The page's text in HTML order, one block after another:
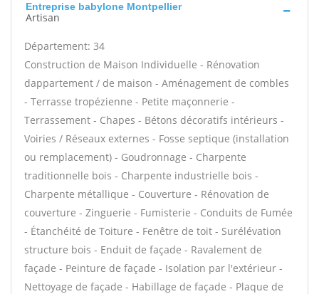
Entreprise babylone Montpellier
Artisan
Département: 34
Construction de Maison Individuelle - Rénovation
dappartement / de maison - Aménagement de combles
- Terrasse tropézienne - Petite maçonnerie -
Terrassement - Chapes - Bétons décoratifs intérieurs -
Voiries / Réseaux externes - Fosse septique (installation
ou remplacement) - Goudronnage - Charpente
traditionnelle bois - Charpente industrielle bois -
Charpente métallique - Couverture - Rénovation de
couverture - Zinguerie - Fumisterie - Conduits de Fumée
- Étanchéité de Toiture - Fenêtre de toit - Surélévation
structure bois - Enduit de façade - Ravalement de
façade - Peinture de façade - Isolation par l'extérieur -
Nettoyage de façade - Habillage de façade - Plaque de